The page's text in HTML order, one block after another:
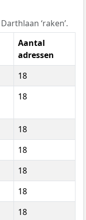
‘raken’.
Aantal
adressen
18
18
18
18
18
18
18